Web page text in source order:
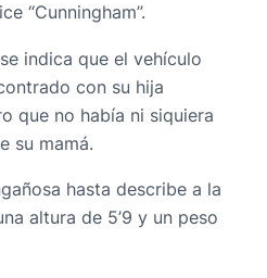
“Cunningham”.
indica que el vehículo
con su hija
que no había ni siquiera
su mamá.
hasta describe a la
altura de 5’9 y un peso